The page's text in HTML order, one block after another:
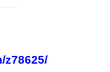
z78625/